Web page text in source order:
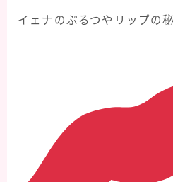
イェナのぷるつやリップの